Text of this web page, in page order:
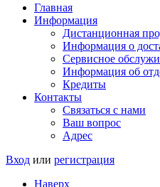
Главная
Информация
Дистанционная
Информация о
Сервисное
Информация об
Кредиты
Контакты
Связаться с нами
Ваш вопрос
Адрес
Вход или регистрация
Наверх